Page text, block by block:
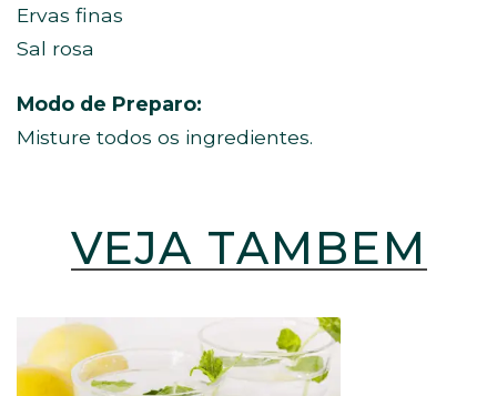
Ervas finas
Sal rosa
Modo de Preparo:
Misture todos os ingredientes.
VEJA TAMBÉM